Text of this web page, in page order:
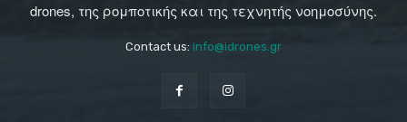
drones, της ρομποτικής και της τεχνητής νοημοσύνης.
Contact us: info@idrones.gr